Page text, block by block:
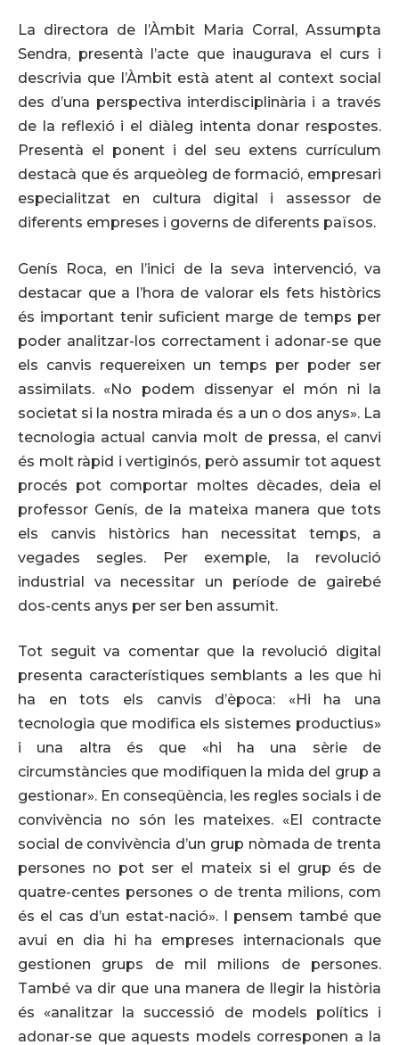
La directora de l’Àmbit Maria Corral, Assumpta
Sendra, presentà l’acte que inaugurava el curs i
descrivia que l’Àmbit està atent al context social
des d’una perspectiva interdisciplinària i a través
de la reflexió i el diàleg intenta donar respostes.
Presentà el ponent i del seu extens currículum
destacà que és arqueòleg de formació, empresari
especialitzat en cultura digital i assessor de
diferents empreses i governs de diferents països.
Genís Roca, en l’inici de la seva intervenció, va
destacar que a l’hora de valorar els fets històrics
és important tenir suficient marge de temps per
poder analitzar-los correctament i adonar-se que
els canvis requereixen un temps per poder ser
assimilats. «No podem dissenyar el món ni la
societat si la nostra mirada és a un o dos anys». La
tecnologia actual canvia molt de pressa, el canvi
és molt ràpid i vertiginós, però assumir tot aquest
procés pot comportar moltes dècades, deia el
professor Genís, de la mateixa manera que tots
els canvis històrics han necessitat temps, a
vegades segles. Per exemple, la revolució
industrial va necessitar un període de gairebé
dos-cents anys per ser ben assumit.
Tot seguit va comentar que la revolució digital
presenta característiques semblants a les que hi
ha en tots els canvis d’època: «Hi ha una
tecnologia que modifica els sistemes productius»
i una altra és que «hi ha una sèrie de
circumstàncies que modifiquen la mida del grup a
gestionar». En conseqüència, les regles socials i de
convivència no són les mateixes. «El contracte
social de convivència d’un grup nòmada de trenta
persones no pot ser el mateix si el grup és de
quatre-centes persones o de trenta milions, com
és el cas d’un estat-nació». I pensem també que
avui en dia hi ha empreses internacionals que
gestionen grups de mil milions de persones.
També va dir que una manera de llegir la història
és «analitzar la successió de models polítics i
adonar-se que aquests models corresponen a la